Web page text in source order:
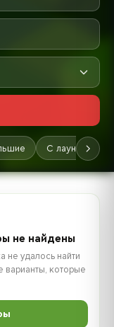
С лаунчером
не найдены
не удалось найти
которые